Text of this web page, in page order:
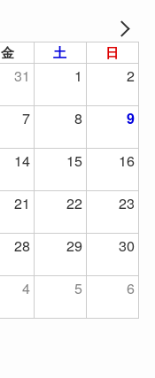
金 土 日
31 1
2
7 8 9
14 15
16
21 22
23
28 29
30
4 5 6